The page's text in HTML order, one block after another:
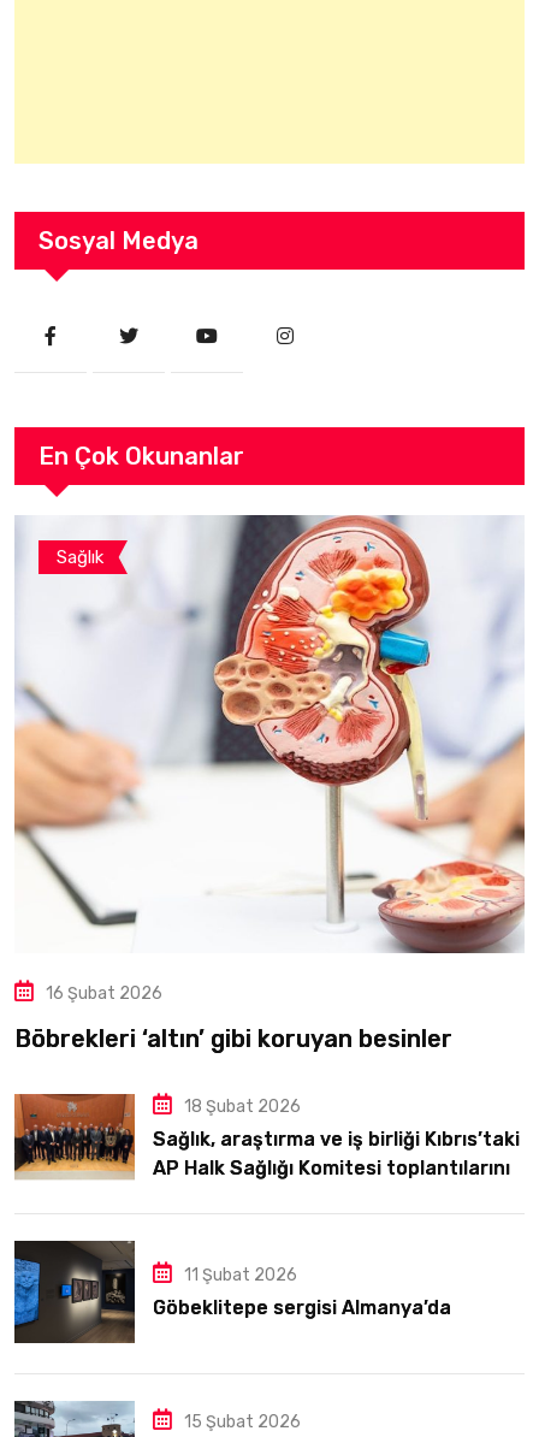
Sosyal Medya
En Çok Okunanlar
Sağlık
16 Şubat 2026
Böbrekleri ‘altın’ gibi koruyan besinler
18 Şubat 2026
Sağlık, araştırma ve iş birliği Kıbrıs’taki
AP Halk Sağlığı Komitesi toplantılarının
11 Şubat 2026
Göbeklitepe sergisi Almanya’da
15 Şubat 2026